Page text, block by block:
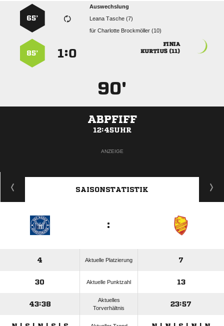
Auswechslung
  
für  
65’

 
:
85’
90'
ABPFIFF
12:45UHR
ANZEIGE
SAISONSTATISTIK
:
4 Aktuelle Platzierung 7
30 Aktuelle Punktzahl 13
43:38
Aktuelles
Torverhältnis
23:57